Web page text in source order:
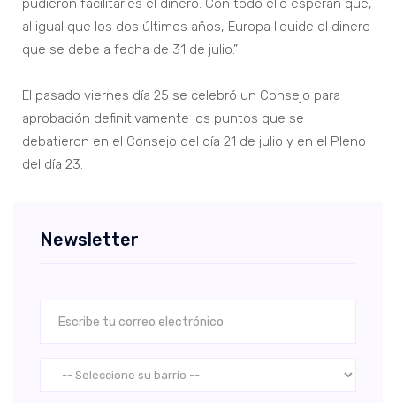
pudieron facilitarles el dinero. Con todo ello esperan que,
al igual que los dos últimos años, Europa liquide el dinero
que se debe a fecha de 31 de julio.”
El pasado viernes día 25 se celebró un Consejo para
aprobación definitivamente los puntos que se
debatieron en el Consejo del día 21 de julio y en el Pleno
del día 23.
Newsletter